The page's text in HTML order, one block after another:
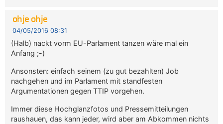
ohje ohje
04/05/2016 08:31
(Halb) nackt vorm EU-Parlament tanzen wäre mal ein
Anfang ;-)
Ansonsten: einfach seinem (zu gut bezahlten) Job
nachgehen und im Parlament mit standfesten
Argumentationen gegen TTIP vorgehen.
Immer diese Hochglanzfotos und Pressemitteilungen
raushauen, das kann jeder, wird aber am Abkommen nichts